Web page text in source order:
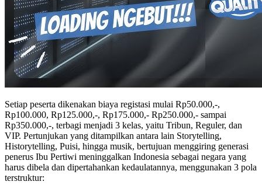
Setiap peserta dikenakan biaya registasi mulai Rp50.000,-,
Rp100.000, Rp125.000,-, Rp175.000,- Rp250.000,- sampai
Rp350.000,-, terbagi menjadi 3 kelas, yaitu Tribun, Reguler, dan
VIP. Pertunjukan yang ditampilkan antara lain Storytelling,
Historytelling, Puisi, hingga musik, bertujuan menggiring generasi
penerus Ibu Pertiwi meninggalkan Indonesia sebagai negara yang
harus dibela dan dipertahankan kedaulatannya, menggunakan 3 pola
terstruktur: